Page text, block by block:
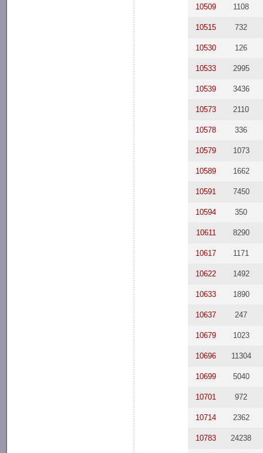
10509 1108
10515 732
10530 126
10533 2995
10539 3436
10573 2110
10578 336
10579 1073
10589 1662
10591 7450
10594 350
10611 8290
10617 1171
10622 1492
10633 1890
10637 247
10679 1023
10696 11304
10699 5040
10701 972
10714 2362
10783 24238